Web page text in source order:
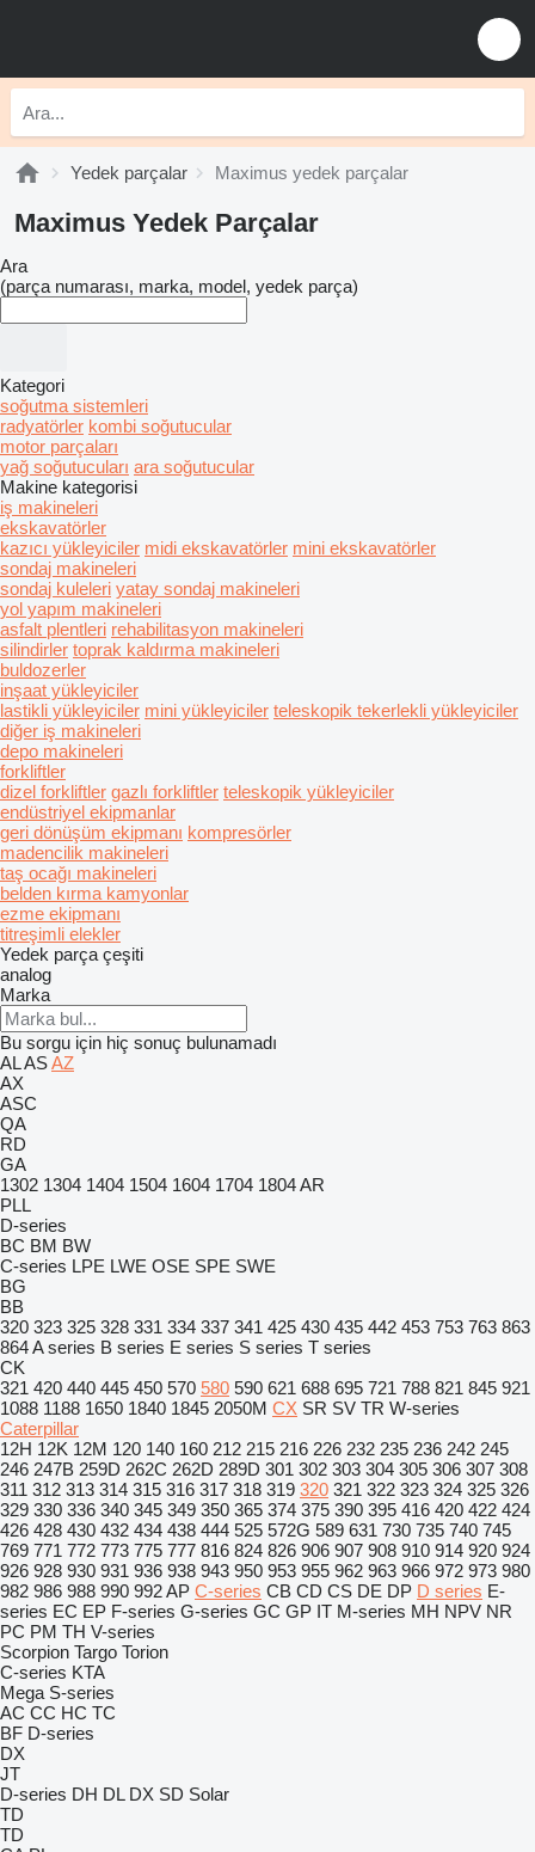
Yedek parçalar Maximus yedek parçalar
Maximus Yedek Parçalar
Ara
(parça numarası, marka, model, yedek parça)
Kategori
soğutma sistemleri
radyatörler kombi soğutucular
motor parçaları
yağ soğutucuları ara soğutucular
Makine kategorisi
iş makineleri
ekskavatörler
kazıcı yükleyiciler midi ekskavatörler mini ekskavatörler
sondaj makineleri
sondaj kuleleri yatay sondaj makineleri
yol yapım makineleri
asfalt plentleri rehabilitasyon makineleri
silindirler toprak kaldırma makineleri
buldozerler
inşaat yükleyiciler
lastikli yükleyiciler mini yükleyiciler teleskopik tekerlekli yükleyiciler
diğer iş makineleri
depo makineleri
forkliftler
dizel forkliftler gazlı forkliftler teleskopik yükleyiciler
endüstriyel ekipmanlar
geri dönüşüm ekipmanı kompresörler
madencilik makineleri
taş ocağı makineleri
belden kırma kamyonlar
ezme ekipmanı
titreşimli elekler
Yedek parça çeşiti
analog
Marka
Bu sorgu için hiç sonuç bulunamadı
ALASAZ
AX
ASC
QA
RD
GA
1302 1304 1404 1504 1604 1704 1804AR
PLL
D-series
BC BM BW
C-series LPE LWE OSE SPE SWE
BG
BB
320 323 325 328 331 334 337 341 425 430 435 442 453 753 763 863
864A series B series E series S series T series
CK
321 420 440 445 450 570 580 590 621 688 695 721 788 821 845 921
1088 1188 1650 1840 1845 2050M CX SR SV TR W-series
Caterpillar
12H 12K 12M 120 140 160 212 215 216 226 232 235 236 242 245
246 247B 259D 262C 262D 289D 301 302 303 304 305 306 307 308
311 312 313 314 315 316 317 318 319 320 321 322 323 324 325 326
329 330 336 340 345 349 350 365 374 375 390 395 416 420 422 424
426 428 430 432 434 438 444 525 572G 589 631 730 735 740 745
769 771 772 773 775 777 816 824 826 906 907 908 910 914 920 924
926 928 930 931 936 938 943 950 953 955 962 963 966 972 973 980
982 986 988 990 992AP C-series CB CD CS DE DP D series E-
series EC EP F-series G-series GC GP IT M-series MH NPV NR
PC PM TH V-series
Scorpion Targo Torion
C-series KTA
Mega S-series
AC CC HC TC
BF D-series
DX
JT
D-series DH DL DX SD Solar
TD
TD